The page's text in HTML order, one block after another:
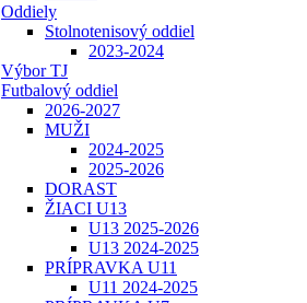
Oddiely
Stolnotenisový oddiel
2023-2024
Výbor TJ
Futbalový oddiel
2026-2027
MUŽI
2024-2025
2025-2026
DORAST
ŽIACI U13
U13 2025-2026
U13 2024-2025
PRÍPRAVKA U11
U11 2024-2025